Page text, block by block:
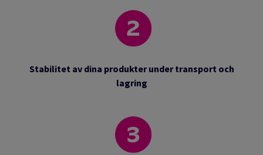
Stabilitet av dina produkter under transport och
lagring